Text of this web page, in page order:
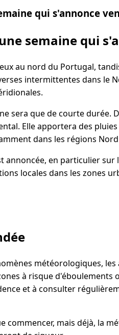
qui s'annonce
semaine qui
au nord du Portugal,
intermittentes dans le
sera que de courte durée.
Elle apportera des
dans les régions
annoncée, en particulier
locales dans les zones
météorologiques,
à risque d'éboulements
et à consulter
commencer, mais déjà, la